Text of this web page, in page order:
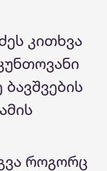
კითხვა
როგორც